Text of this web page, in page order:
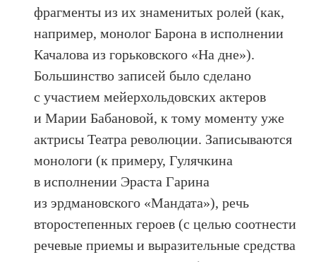
фрагменты из их знаменитых ролей (как,
например, монолог Барона в исполнении
Качалова из горьковского «На дне»).
Большинство записей было сделано
с участием мейерхольдовских актеров
и Марии Бабановой, к тому моменту уже
актрисы Театра революции. Записываются
монологи (к примеру, Гулячкина
в исполнении Эраста Гарина
из эрдмановского «Мандата»), речь
второстепенных героев (с целью соотнести
речевые приемы и выразительные средства